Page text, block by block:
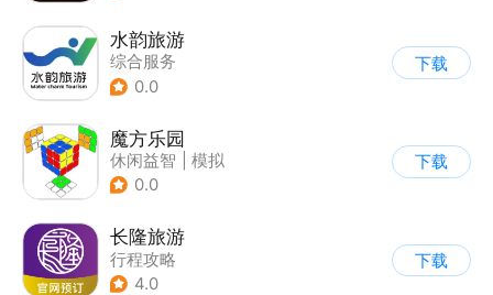
水韵旅游
综合服务
0.0
下载
魔方乐园
休闲益智
模拟
| 儿童游戏
0.0
下载
长隆旅游
行程攻略
4.0
下载